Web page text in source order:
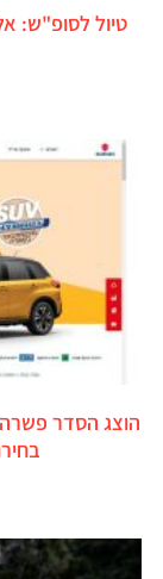
טיול לסופ"ש: